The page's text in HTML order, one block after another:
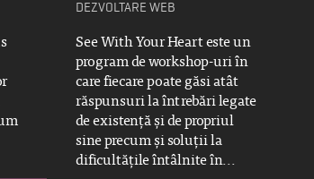
DEZVOLTARE WEB
See With Your Heart este un
program de workshop-uri în
care fiecare poate găsi atât
răspunsuri la întrebări legate
de existență și de propriul
sine precum și soluții la
dificultățile întâlnite în...